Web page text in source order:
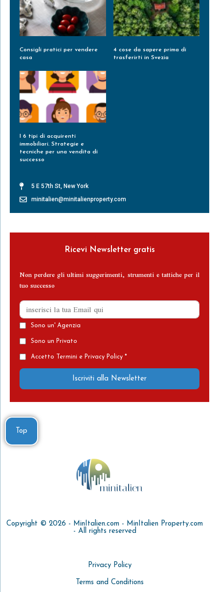
Consigli pratici per vendere
casa
4 cose da sapere prima di
trasferirti in Svezia
I 6 tipi di acquirenti
immobiliari. Strategie e
tecniche per una vendita di
successo
5 E 57th St, New York
minitalien@minitalienproperty.com
Ricevi Newsletter gratis
Non perdere gli ultimi suggerimenti, strumenti e tattiche per il
tuo successo
Sono un' Agenzia
Sono un Privato
Accetto Termini e Privacy Policy *
Iscriviti alla Newsletter
Top
Copyright © 2026 - MinItalien.com - MinItalien Property.com
- All rights reserved
Privacy Policy
Terms and Conditions